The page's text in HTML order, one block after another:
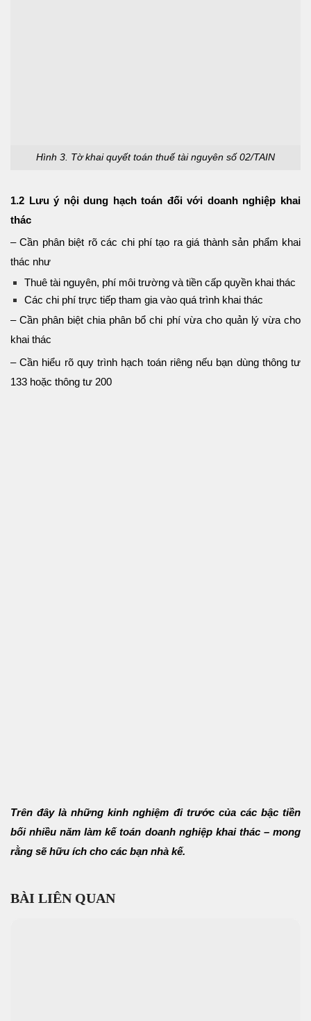
Hình 3. Tờ khai quyết toán thuế tài nguyên số 02/TAIN
1.2 Lưu ý nội dung hạch toán đối với doanh nghiệp khai
thác
– Cần phân biệt rõ các chi phí tạo ra giá thành sản phẩm khai
thác như
Thuê tài nguyên, phí môi trường và tiền cấp quyền khai thác
Các chi phí trực tiếp tham gia vào quá trình khai thác
– Cần phân biệt chia phân bổ chi phí vừa cho quản lý vừa cho
khai thác
– Cần hiểu rõ quy trình hạch toán riêng nếu bạn dùng thông tư
133 hoặc thông tư 200
Trên đây là những kinh nghiệm đi trước của các bậc tiền
bối nhiều năm làm kế toán doanh nghiệp khai thác – mong
rằng sẽ hữu ích cho các bạn nhà kế.
BÀI LIÊN QUAN